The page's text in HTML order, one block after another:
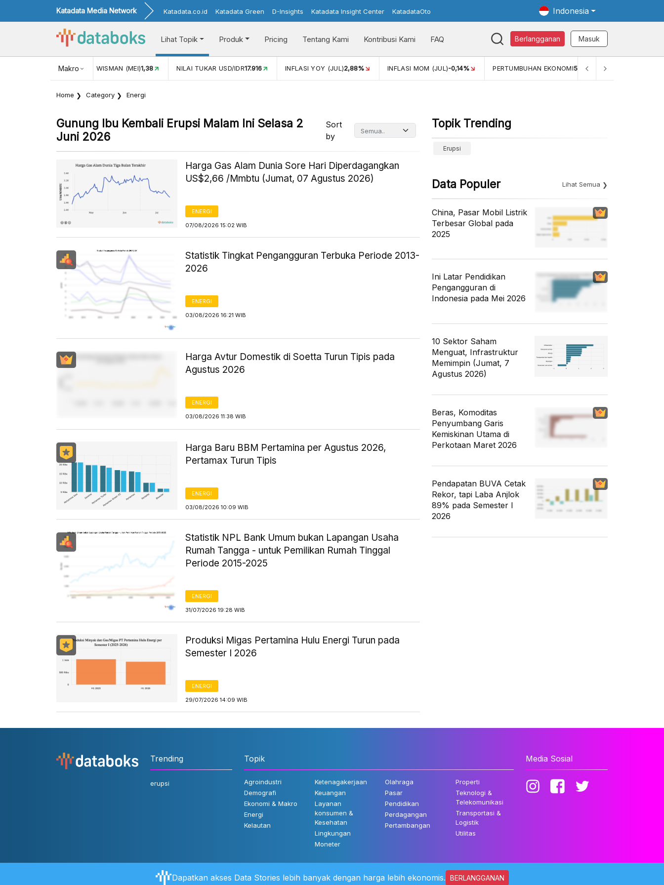
Katadata Media Network Katadata.co.id Katadata Green D-Insights Katadata Insight Center KatadataOto Indonesia
Lihat Topik Produk Pricing Tentang Kami Kontribusi Kami FAQ Berlangganan Masuk
Makro
NILAI TUKAR USD/IDR 17.916 INFLASI YOY (JUL)2,88% INFLASI MOM (JUL)-0,14% PERTUMBUHAN EKONOMI5,11% PERTUMBUHAN EKONOMI (YOY) (Q1)
Home Category Energi
Gunung Ibu Kembali Erupsi Malam Ini Selasa 2
Juni 2026
Sort
by
Harga Gas Alam Dunia Sore Hari Diperdagangkan
US$2,66 /Mmbtu (Jumat, 07 Agustus 2026)
ENERGI
07/08/2026 15:02 WIB
Statistik Tingkat Pengangguran Terbuka Periode 2013-
2026
ENERGI
03/08/2026 16:21 WIB
Harga Avtur Domestik di Soetta Turun Tipis pada
Agustus 2026
ENERGI
03/08/2026 11:38 WIB
Harga Baru BBM Pertamina per Agustus 2026,
Pertamax Turun Tipis
ENERGI
03/08/2026 10:09 WIB
Statistik NPL Bank Umum bukan Lapangan Usaha
Rumah Tangga - untuk Pemilikan Rumah Tinggal
Periode 2015-2025
ENERGI
31/07/2026 19:28 WIB
Produksi Migas Pertamina Hulu Energi Turun pada
Semester I 2026
ENERGI
29/07/2026 14:09 WIB
Topik Trending
Erupsi
Data Populer Lihat Semua
China, Pasar Mobil Listrik
Terbesar Global pada
2025
Ini Latar Pendidikan
Pengangguran di
Indonesia pada Mei 2026
10 Sektor Saham
Menguat, Infrastruktur
Memimpin (Jumat, 7
Agustus 2026)
Beras, Komoditas
Penyumbang Garis
Kemiskinan Utama di
Perkotaan Maret 2026
Pendapatan BUVA Cetak
Rekor, tapi Laba Anjlok
89% pada Semester I
2026
Trending
erupsi
Topik
Agroindustri
Demografi
Ekonomi & Makro
Energi
Kelautan
Ketenagakerjaan
Keuangan
Layanan
konsumen &
Kesehatan
Lingkungan
Moneter
Olahraga
Pasar
Pendidikan
Perdagangan
Pertambangan
Properti
Teknologi &
Telekomunikasi
Transportasi &
Logistik
Utilitas
Media Sosial
Aturan Pengguna FAQ Hubungi Kami ©2022 Katadata. Hak cipta dilindungi Undang-undang.
Dapatkan akses Data Stories lebih banyak dengan harga lebih ekonomis. BERLANGGANAN